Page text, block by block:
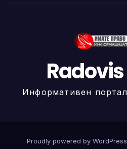
Информативен
Proudly powered by WordPress